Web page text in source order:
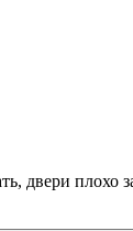
двери плохо